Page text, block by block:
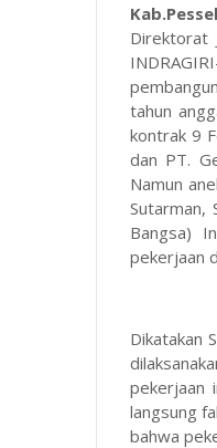
Direktorat
tahun
kontrak 9
dan PT.
Namun
Sutarman,
Bangsa)
pekerjaan
Dikatakan
pekerjaan
langsung
bahwa